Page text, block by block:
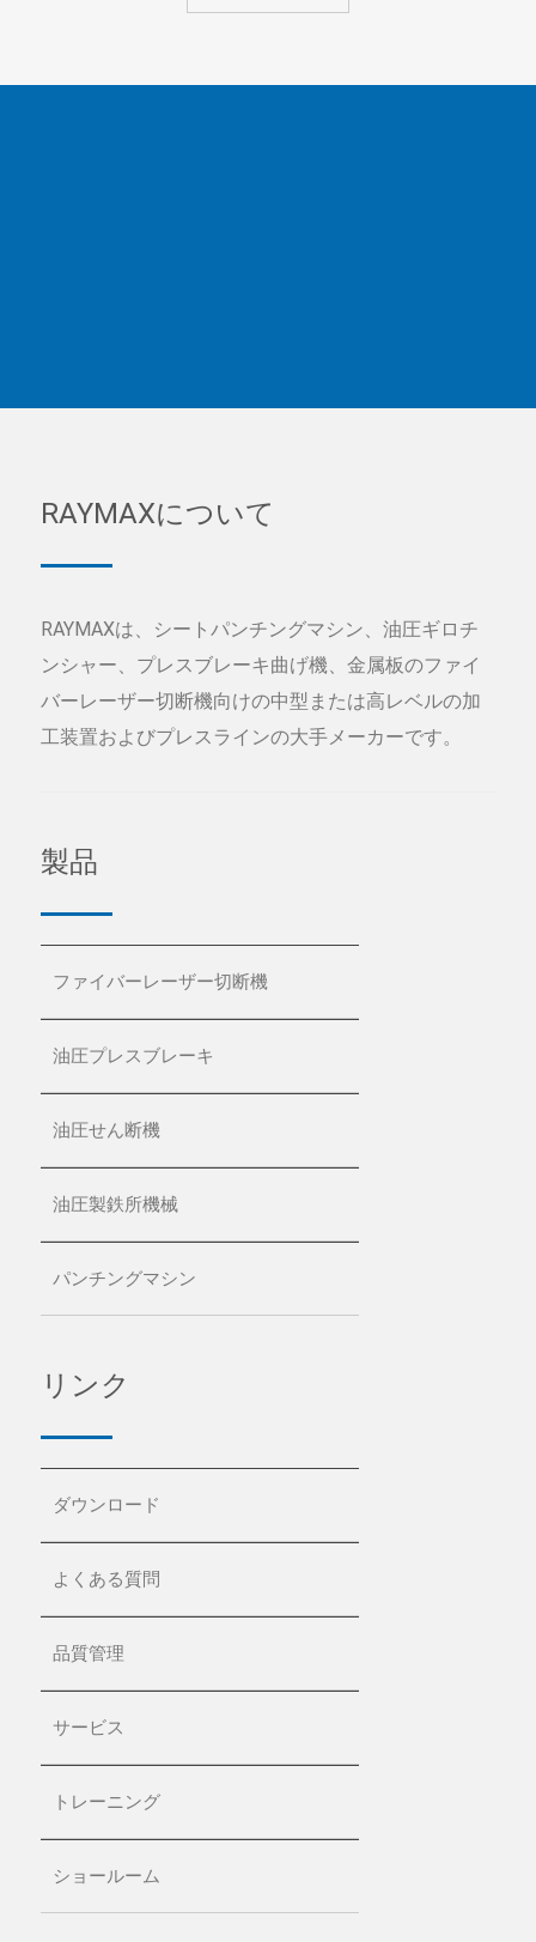
RAYMAXについて
RAYMAXは、シートパンチングマシン、油圧ギロチ
ンシャー、プレスブレーキ曲げ機、金属板のファイ
バーレーザー切断機向けの中型または高レベルの加
工装置およびプレスラインの大手メーカーです。
製品
ファイバーレーザー切断機
油圧プレスブレーキ
油圧せん断機
油圧製鉄所機械
パンチングマシン
リンク
ダウンロード
よくある質問
品質管理
サービス
トレーニング
ショールーム